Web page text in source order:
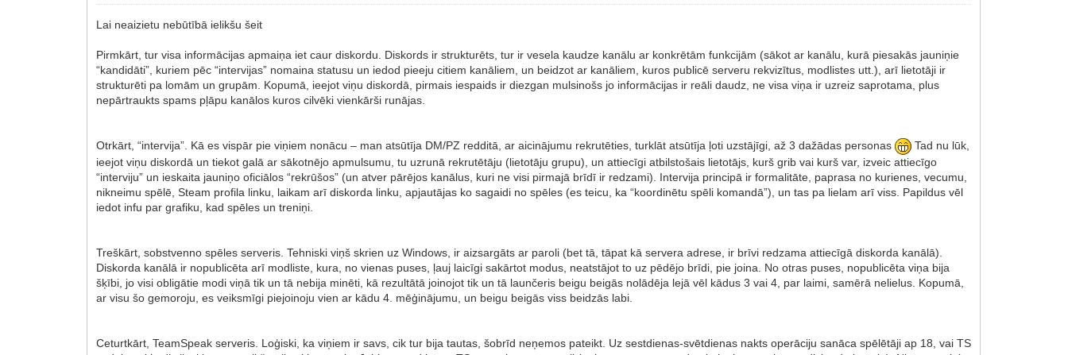
Lai neaizietu nebūtībā ielikšu šeit
Pirmkārt, tur visa informācijas apmaiņa iet caur diskordu. Diskords ir strukturēts, tur ir vesela kaudze kanālu ar konkrētām funkcijām (sākot ar kanālu, kurā piesakās jauniņie
“kandidāti”, kuriem pēc “intervijas” nomaina statusu un iedod pieeju citiem kanāliem, un beidzot ar kanāliem, kuros publicē serveru rekvizītus, modlistes utt.), arī lietotāji ir
strukturēti pa lomām un grupām. Kopumā, ieejot viņu diskordā, pirmais iespaids ir diezgan mulsinošs jo informācijas ir reāli daudz, ne visa viņa ir uzreiz saprotama, plus
nepārtraukts spams pļāpu kanālos kuros cilvēki vienkārši runājas.
Otrkārt, “intervija”. Kā es vispār pie viņiem nonācu – man atsūtīja DM/PZ redditā, ar aicinājumu rekrutēties, turklāt atsūtīja ļoti uzstājīgi, až 3 dažādas personas
Tad nu lūk,
ieejot viņu diskordā un tiekot galā ar sākotnējo apmulsumu, tu uzrunā rekrutētāju (lietotāju grupu), un attiecīgi atbilstošais lietotājs, kurš grib vai kurš var, izveic attiecīgo
“interviju” un ieskaita jauniņo oficiālos “rekrūšos” (un atver pārējos kanālus, kuri ne visi pirmajā brīdī ir redzami). Intervija principā ir formalitāte, paprasa no kurienes, vecumu,
nikneimu spēlē, Steam profila linku, laikam arī diskorda linku, apjautājas ko sagaidi no spēles (es teicu, ka “koordinētu spēli komandā”), un tas pa lielam arī viss. Papildus vēl
iedot infu par grafiku, kad spēles un treniņi.
Treškārt, sobstvenno spēles serveris. Tehniski viņš skrien uz Windows, ir aizsargāts ar paroli (bet tā, tāpat kā servera adrese, ir brīvi redzama attiecīgā diskorda kanālā).
Diskorda kanālā ir nopublicēta arī modliste, kura, no vienas puses, ļauj laicīgi sakārtot modus, neatstājot to uz pēdējo brīdi, pie joina. No otras puses, nopublicēta viņa bija
šķībi, jo visi obligātie modi viņā tik un tā nebija minēti, kā rezultātā joinojot tik un tā launčeris beigu beigās nolādēja lejā vēl kādus 3 vai 4, par laimi, samērā nelielus. Kopumā,
ar visu šo gemoroju, es veiksmīgi piejoinoju vien ar kādu 4. mēģinājumu, un beigu beigās viss beidzās labi.
Ceturtkārt, TeamSpeak serveris. Loģiski, ka viņiem ir savs, cik tur bija tautas, šobrīd neņemos pateikt. Uz sestdienas-svētdienas nakts operāciju sanāca spēlētāji ap 18, vai TS